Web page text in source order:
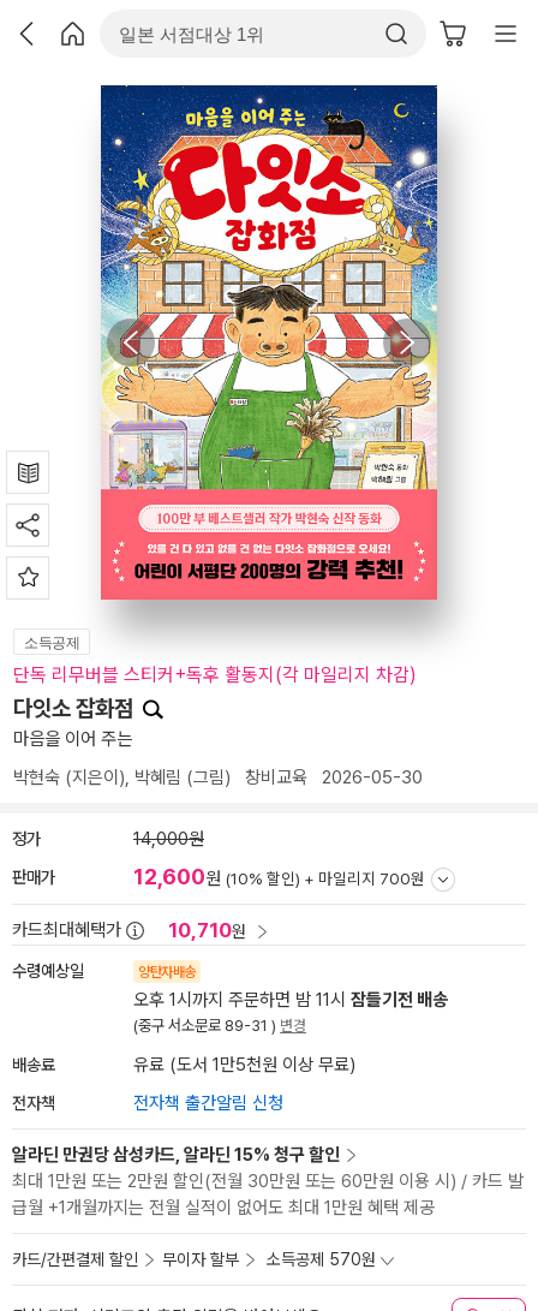
소득공제
단독 리무버블 스티커+독후 활동지(각 마일리지 차감)
다잇소 잡화점
마음을 이어 주는
박현숙 (지은이), 박혜림 (그림) 창비교육 2026-05-30
정가 14,000원
판매가 12,600원 (10% 할인) + 마일리지 700원
카드최대혜택가 10,710원
수령예상일 양탄자배송
오후 1시까지 주문하면 밤 11시 잠들기전 배송
(중구 서소문로 89-31 ) 변경
배송료 유료 (도서 1만5천원 이상 무료)
전자책 전자책 출간알림 신청
알라딘 만권당 삼성카드, 알라딘 15% 청구 할인
최대 1만원 또는 2만원 할인(전월 30만원 또는 60만원 이용 시) / 카드 발
급월 +1개월까지는 전월 실적이 없어도 최대 1만원 혜택 제공
카드/간편결제 할인 무이자 할부 소득공제 570원